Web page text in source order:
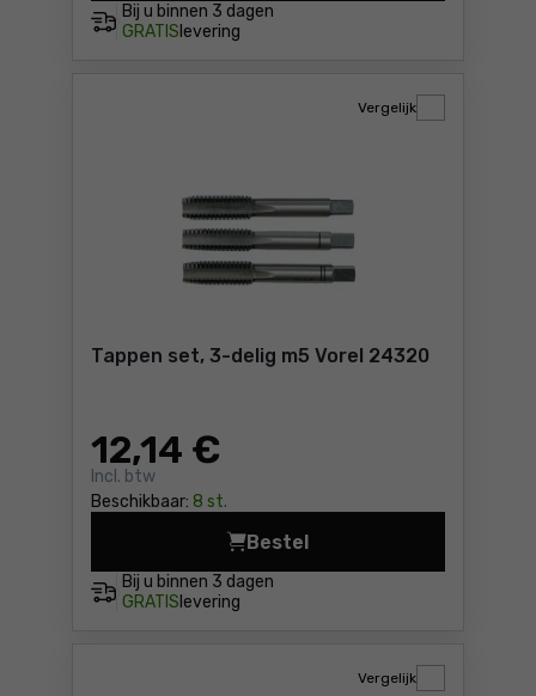
Bij u binnen 3 dagen
GRATIS levering
Tappen set, 3-delig m5 Vorel 24320
12,14 €
Incl. btw
Beschikbaar: 8 st.
Vergelijk
Bij u binnen 3 dagen
GRATIS levering
Bestel
Tappen set, 3-delig m5
Vergelijk